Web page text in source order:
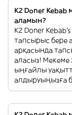
K2 Doner
аламын?
K2 Doner
тапсырыс бере
арқасында
аласыз! Мекеме
ыңғайлы
алдыруыңызға